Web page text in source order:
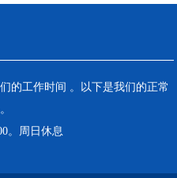
的工作时间 。以下是我们的正常
。周日休息